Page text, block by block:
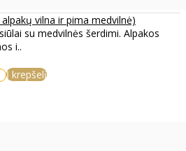
vilna ir pima medvilnė)
su medvilnės šerdimi. Alpakos
i..
Į krepšelį